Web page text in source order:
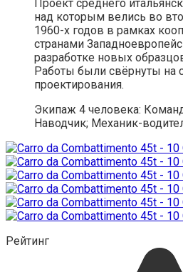
Проект среднего
над которым велись во
1960-х годов в рамках
странами
разработке новых
Работы были свёрнуты на
проектирования.
Экипаж 4 человека:
Наводчик; Механик-
Рейтинг